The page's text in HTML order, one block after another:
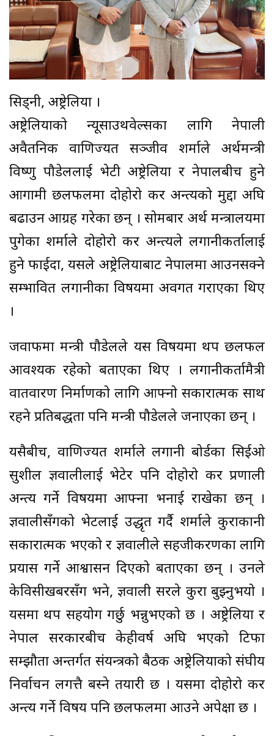
सिड्नी, अष्ट्रेलिया ।
अष्ट्रेलियाको न्यूसाउथवेल्सका लागि नेपाली
अवैतनिक वाणिज्यदूत सञ्जीव शर्माले अर्थमन्त्री
विष्णु पौडेललाई भेटी अष्ट्रेलिया र नेपालबीच हुने
आगामी छलफलमा दोहोरो कर अन्त्यको मुद्दा अघि
बढाउन आग्रह गरेका छन् । सोमबार अर्थ मन्त्रालयमा
पुगेका शर्माले दोहोरो कर अन्त्यले लगानीकर्तालाई
हुने फाईदा, यसले अष्ट्रेलियाबाट नेपालमा आउनसक्ने
सम्भावित लगानीका विषयमा अवगत गराएका थिए
।
जवाफमा मन्त्री पौडेलले यस विषयमा थप छलफल
आवश्यक रहेको बताएका थिए । लगानीकर्तामैत्री
वातवारण निर्माणको लागि आफ्नो सकारात्मक साथ
रहने प्रतिबद्धता पनि मन्त्री पौडेलले जनाएका छन् ।
यसैबीच, वाणिज्यदूत शर्माले लगानी बोर्डका सिईओ
सुशील ज्ञवालीलाई भेटेर पनि दोहोरो कर प्रणाली
अन्त्य गर्ने विषयमा आफ्ना भनाई राखेका छन् ।
ज्ञवालीसँगको भेटलाई उद्धृत गर्दै शर्माले कुराकानी
सकारात्मक भएको र ज्ञवालीले सहजीकरणका लागि
प्रयास गर्ने आश्वासन दिएको बताएका छन् । उनले
केविसीखबरसँग भने, ज्ञवाली सरले कुरा बुझ्नुभयो ।
यसमा थप सहयोग गर्छु भन्नुभएको छ । अष्ट्रेलिया र
नेपाल सरकारबीच केहीवर्ष अघि भएको टिफा
सम्झौता अन्तर्गत संयन्त्रको बैठक अष्ट्रेलियाको संघीय
निर्वाचन लगत्तै बस्ने तयारी छ । यसमा दोहोरो कर
अन्त्य गर्ने विषय पनि छलफलमा आउने अपेक्षा छ ।